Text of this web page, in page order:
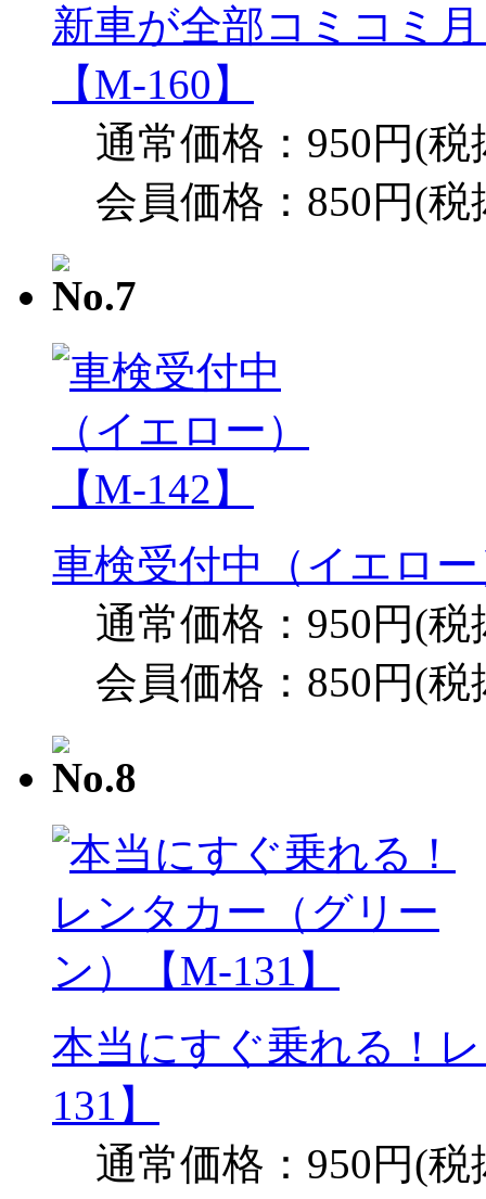
新車が全部コミコミ
【M-160】
通常価格：950円(税
会員価格：850円(税
車検受付中（イエロ
通常価格：950円(税
会員価格：850円(税
本当にすぐ乗れる！
131】
通常価格：950円(税